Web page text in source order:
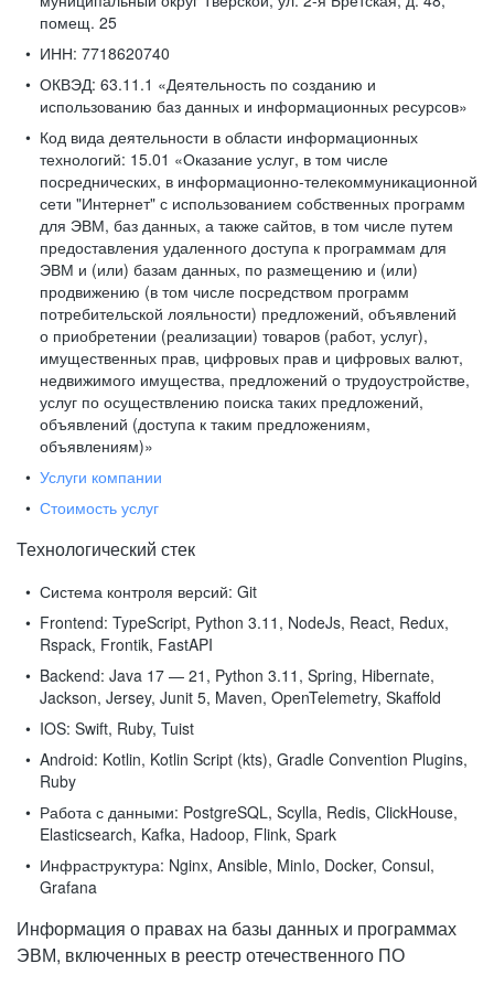
помещ. 25
ИНН: 7718620740
ОКВЭД: 63.11.1 «Деятельность по созданию и
использованию баз данных и информационных ресурсов»
Код вида деятельности в области информационных
технологий: 15.01 «Оказание услуг, в том числе
посреднических, в информационно-телекоммуникационной
сети "Интернет" с использованием собственных программ
для ЭВМ, баз данных, а также сайтов, в том числе путем
предоставления удаленного доступа к программам для
ЭВМ и (или) базам данных, по размещению и (или)
продвижению (в том числе посредством программ
потребительской лояльности) предложений, объявлений
о приобретении (реализации) товаров (работ, услуг),
имущественных прав, цифровых прав и цифровых валют,
недвижимого имущества, предложений о трудоустройстве,
услуг по осуществлению поиска таких предложений,
объявлений (доступа к таким предложениям,
объявлениям)»
Услуги компании
Стоимость услуг
Технологический стек
Система контроля версий: Git
Frontend: TypeScript, Python 3.11, NodeJs, React, Redux,
Rspack, Frontik, FastAPI
Backend: Java 17 — 21, Python 3.11, Spring, Hibernate,
Jackson, Jersey, Junit 5, Maven, OpenTelemetry, Skaffold
IOS: Swift, Ruby, Tuist
Android: Kotlin, Kotlin Script (kts), Gradle Convention Plugins,
Ruby
Работа с данными: PostgreSQL, Scylla, Redis, ClickHouse,
Elasticsearch, Kafka, Hadoop, Flink, Spark
Инфраструктура: Nginx, Ansible, MinIo, Docker, Consul,
Grafana
Информация о правах на базы данных и программах
ЭВМ, включенных в реестр отечественного ПО